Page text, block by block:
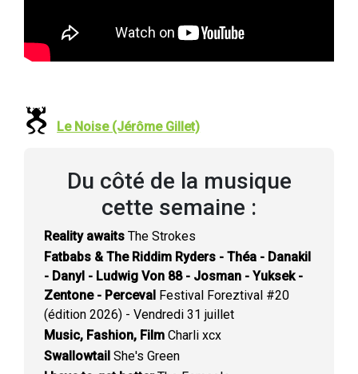
Le Noise (Jérôme Gillet)
Du côté de la musique
cette semaine :
Reality awaits The Strokes
Fatbabs & The Riddim Ryders - Théa - Danakil
- Danyl - Ludwig Von 88 - Josman - Yuksek -
Zentone - Perceval Festival Foreztival #20
(édition 2026) - Vendredi 31 juillet
Music, Fashion, Film Charli xcx
Swallowtail She's Green